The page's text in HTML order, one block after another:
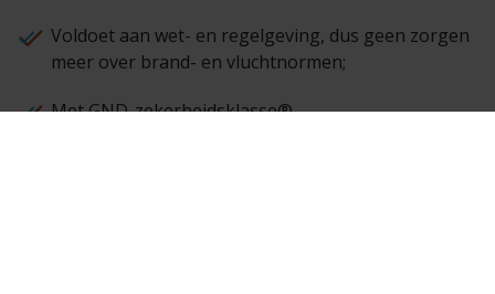
Voldoet aan wet- en regelgeving, dus geen zorgen
meer over brand- en vluchtnormen;
Met GND-zekerheidsklasse®.